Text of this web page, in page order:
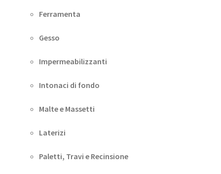
Ferramenta
Gesso
Impermeabilizzanti
Intonaci di fondo
Malte e Massetti
Laterizi
Paletti, Travi e Recinsione